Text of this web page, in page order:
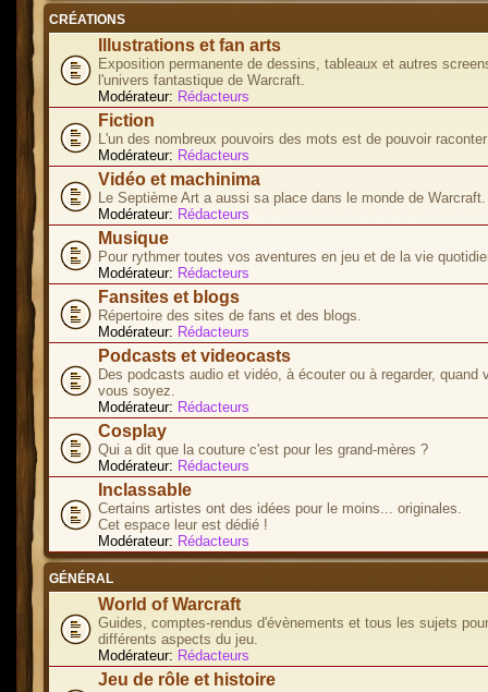
CRÉATIONS
Illustrations et fan arts
Exposition permanente de dessins, tableaux et autres
l'univers fantastique de Warcraft.
Modérateur: Rédacteurs
Fiction
L'un des nombreux pouvoirs des mots est de pouvoir
Modérateur: Rédacteurs
Vidéo et machinima
Le Septième Art a aussi sa place dans le monde de Warcraft.
Modérateur: Rédacteurs
Musique
Pour rythmer toutes vos aventures en jeu et de la vie
Modérateur: Rédacteurs
Fansites et blogs
Répertoire des sites de fans et des blogs.
Modérateur: Rédacteurs
Podcasts et videocasts
Des podcasts audio et vidéo, à écouter ou à regarder, quand
vous soyez.
Modérateur: Rédacteurs
Cosplay
Qui a dit que la couture c'est pour les grand-mères ?
Modérateur: Rédacteurs
Inclassable
Certains artistes ont des idées pour le moins... originales.
Cet espace leur est dédié !
Modérateur: Rédacteurs
GÉNÉRAL
World of Warcraft
Guides, comptes-rendus d'évènements et tous les sujets
différents aspects du jeu.
Modérateur: Rédacteurs
Jeu de rôle et histoire